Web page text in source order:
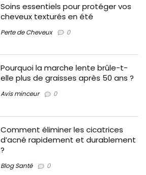
Soins essentiels pour protéger vos
cheveux texturés en été
Perte de Cheveux 0
Pourquoi la marche lente brûle-t-
elle plus de graisses après 50 ans ?
Avis minceur 0
Comment éliminer les cicatrices
d’acné rapidement et durablement
?
Blog Santé 0